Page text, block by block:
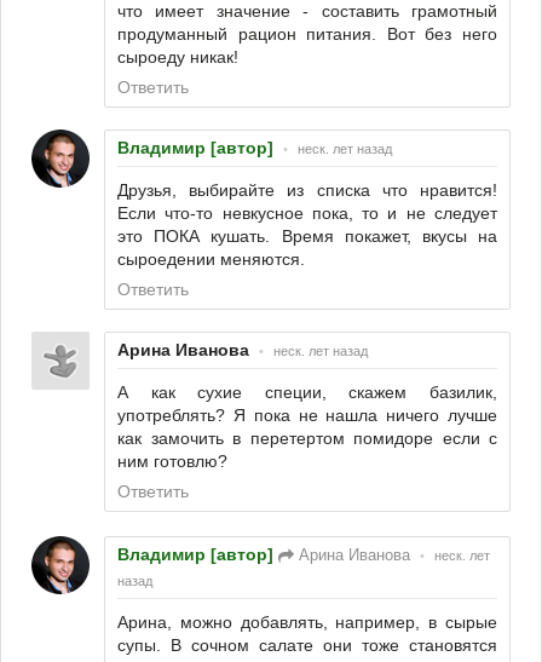
что имеет значение - составить грамотный
продуманный рацион питания. Вот без него
сыроеду никак!
Ответить
Владимир [автор] • неск. лет назад
Друзья, выбирайте из списка что нравится!
Если что-то невкусное пока, то и не следует
это ПОКА кушать. Время покажет, вкусы на
сыроедении меняются.
Ответить
Арина Иванова • неск. лет назад
А как сухие специи, скажем базилик,
употреблять? Я пока не нашла ничего лучше
как замочить в перетертом помидоре если с
ним готовлю?
Ответить
Владимир [автор] Арина Иванова •
неск. лет
назад
Арина, можно добавлять, например, в сырые
супы. В сочном салате они тоже становятся